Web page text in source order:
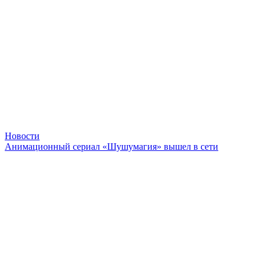
Новости
Анимационный сериал «Шушумагия» вышел в сети